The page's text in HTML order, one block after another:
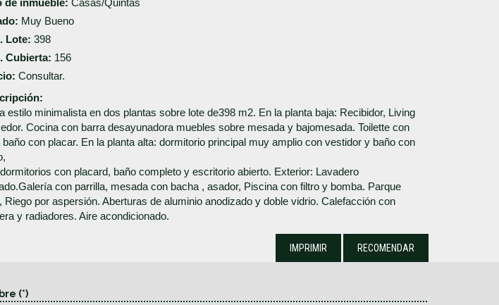
de inmueble: Casas/Quintas
Muy Bueno
Lote: 398
Cubierta: 156
Consultar.
estilo minimalista en dos plantas sobre lote de398 m2. En la planta baja: Recibidor, Living
Cocina con barra desayunadora muebles sobre mesada y bajomesada. Toilette con
baño con placar. En la planta alta: dormitorio principal muy amplio con vestidor y baño con
con placard, baño completo y escritorio abierto. Exterior: Lavadero
con parrilla, mesada con bacha , asador, Piscina con filtro y bomba. Parque
Riego por aspersión. Aberturas de aluminio anodizado y doble vidrio. Calefacción con
y radiadores. Aire acondicionado.
IMPRIMIR RECOMENDAR